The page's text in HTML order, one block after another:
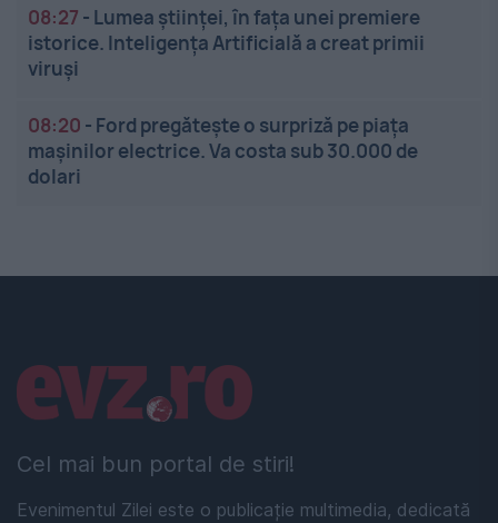
08:27 - Lumea științei, în fața unei premiere
istorice. Inteligența Artificială a creat primii
viruși
08:20 - Ford pregătește o surpriză pe piața
mașinilor electrice. Va costa sub 30.000 de
dolari
Cel mai bun portal de stiri!
Evenimentul Zilei este o publicație multimedia, dedicată
Linkuri utile